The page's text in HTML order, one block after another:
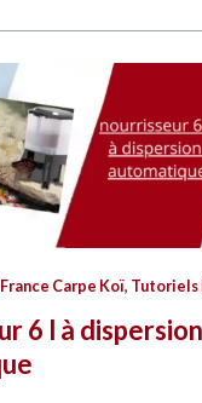
Carpe Koï, Tutoriels
6 l à dispersion